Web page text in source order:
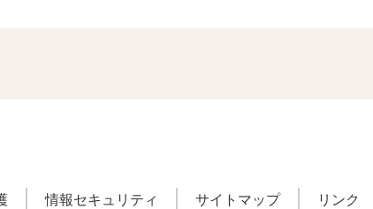
情報セキュリティ サイトマップ リンク